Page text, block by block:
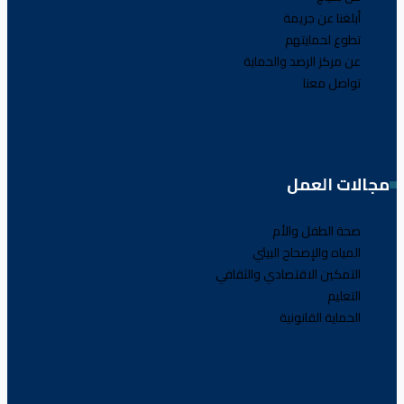
أبلغنا عن جريمة
تطوع لحمايتهم
عن مركز الرصد والحماية
تواصل معنا
مجالات العمل
صحة الطفل والأم
المياه والإصحاح البيئي
التمكين الاقتصادي والثقافي
التعليم
الحماية القانونية